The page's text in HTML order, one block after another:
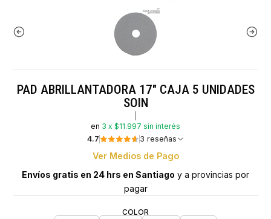
PAD ABRILLANTADORA 17" CAJA 5 UNIDADES
SOIN
en 3 x $11.997 sin interés
4.7
3 reseñas
Ver Medios de Pago
Envíos gratis en 24 hrs en Santiago y a provincias por
pagar
COLOR